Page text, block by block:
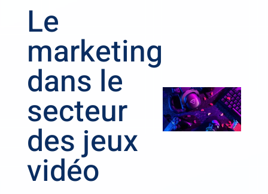
Le
marketing
dans le
secteur
des jeux
vidéo